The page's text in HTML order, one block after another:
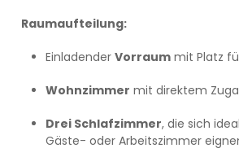
Raumaufteilung:
Einladender Vorraummit Platz
Wohnzimmer mit direktem
Drei Schlafzimmer, die sich
Gäste- oder Arbeitszimmer